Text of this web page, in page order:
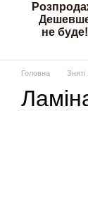
не буде!
Головна Зняті